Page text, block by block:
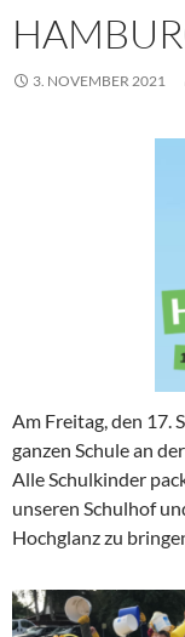
3. NOVEMBER 2021
Am Freitag, den 17.
ganzen Schule an
Alle Schulkinder
unseren Schulhof
Hochglanz zu